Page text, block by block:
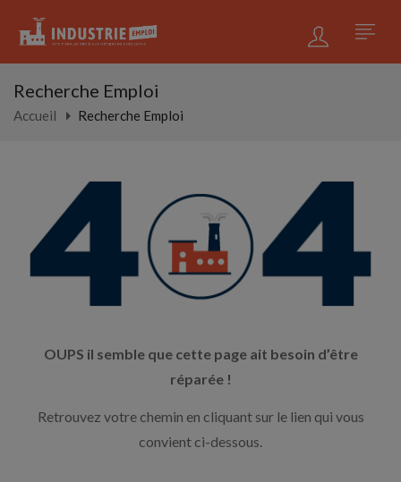
Recherche Emploi
Accueil Recherche Emploi
OUPS il semble que cette page ait besoin d’être
réparée !
Retrouvez votre chemin en cliquant sur le lien qui vous
convient ci-dessous.